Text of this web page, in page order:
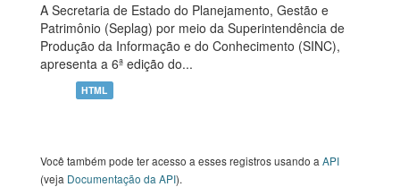
A Secretaria de Estado do Planejamento, Gestão e
Patrimônio (Seplag) por meio da Superintendência de
Produção da Informação e do Conhecimento (SINC),
apresenta a 6ª edição do...
HTML
Você também pode ter acesso a esses registros usando a API
(veja Documentação da API).